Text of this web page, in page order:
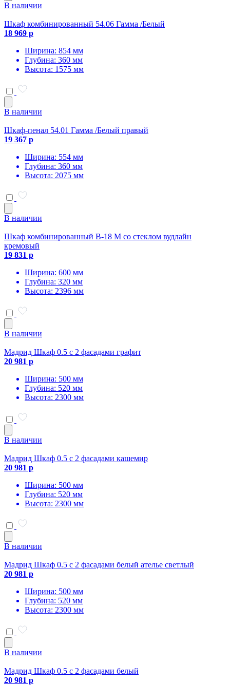
В наличии
Шкаф комбинированный 54.06 Гамма /Белый
18 969 р
Ширина: 854 мм
Глубина: 360 мм
Высота: 1575 мм
В наличии
Шкаф-пенал 54.01 Гамма /Белый правый
19 367 р
Ширина: 554 мм
Глубина: 360 мм
Высота: 2075 мм
В наличии
Шкаф комбинированный В-18 М со стеклом вудлайн
кремовый
19 831 р
Ширина: 600 мм
Глубина: 320 мм
Высота: 2396 мм
В наличии
Мадрид Шкаф 0.5 с 2 фасадами графит
20 981 р
Ширина: 500 мм
Глубина: 520 мм
Высота: 2300 мм
В наличии
Мадрид Шкаф 0.5 с 2 фасадами кашемир
20 981 р
Ширина: 500 мм
Глубина: 520 мм
Высота: 2300 мм
В наличии
Мадрид Шкаф 0.5 с 2 фасадами белый ателье светлый
20 981 р
Ширина: 500 мм
Глубина: 520 мм
Высота: 2300 мм
В наличии
Мадрид Шкаф 0.5 с 2 фасадами белый
20 981 р